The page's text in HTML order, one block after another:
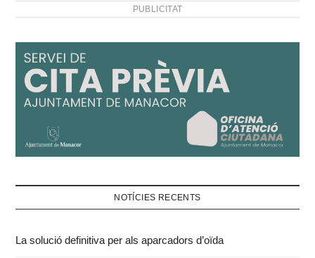
PUBLICITAT
NOTÍCIES RECENTS
La solució definitiva per als aparcadors d’oïda